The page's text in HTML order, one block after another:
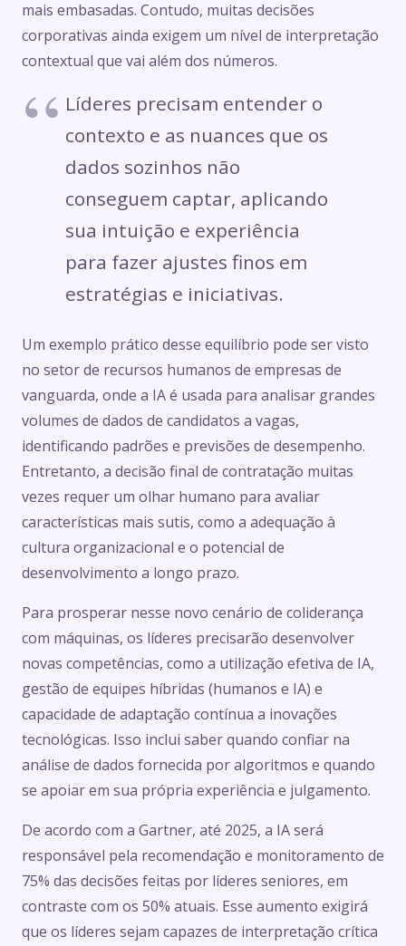
mais embasadas. Contudo, muitas decisões
corporativas ainda exigem um nível de interpretação
contextual que vai além dos números.
Líderes precisam entender o
contexto e as nuances que os
dados sozinhos não
conseguem captar, aplicando
sua intuição e experiência
para fazer ajustes finos em
estratégias e iniciativas.
Um exemplo prático desse equilíbrio pode ser visto
no setor de recursos humanos de empresas de
vanguarda, onde a IA é usada para analisar grandes
volumes de dados de candidatos a vagas,
identificando padrões e previsões de desempenho.
Entretanto, a decisão final de contratação muitas
vezes requer um olhar humano para avaliar
características mais sutis, como a adequação à
cultura organizacional e o potencial de
desenvolvimento a longo prazo.
Para prosperar nesse novo cenário de coliderança
com máquinas, os líderes precisarão desenvolver
novas competências, como a utilização efetiva de IA,
gestão de equipes híbridas (humanos e IA) e
capacidade de adaptação contínua a inovações
tecnológicas. Isso inclui saber quando confiar na
análise de dados fornecida por algoritmos e quando
se apoiar em sua própria experiência e julgamento.
De acordo com a Gartner, até 2025, a IA será
responsável pela recomendação e monitoramento de
75% das decisões feitas por líderes seniores, em
contraste com os 50% atuais. Esse aumento exigirá
que os líderes sejam capazes de interpretação crítica